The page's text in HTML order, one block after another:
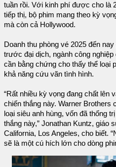
tuần rồi. Với kinh phí được cho là
tiếp thị, bộ phim mang theo kỳ
mà còn cả Hollywood.
Doanh thu phòng vé 2025 đến
trước đại dịch, ngành công
cần bằng chứng cho thấy thể loại
khả năng cứu vãn tình hình.
“Rất nhiều kỳ vọng đang chất lên
chiến thắng này. Warner Brothers
loại siêu anh hùng, vốn đã thống
thắng này,” Jonathan Kuntz, giáo
California, Los Angeles, cho biết.
sẽ là một cú hích lớn cho dòng